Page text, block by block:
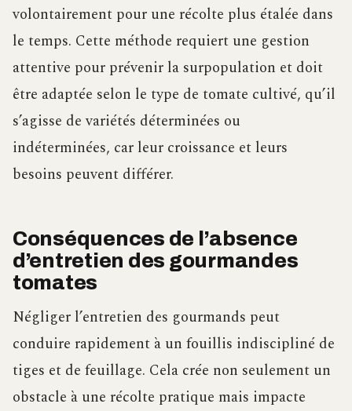
volontairement pour une récolte plus étalée dans
le temps. Cette méthode requiert une gestion
attentive pour prévenir la surpopulation et doit
être adaptée selon le type de tomate cultivé, qu’il
s’agisse de variétés déterminées ou
indéterminées, car leur croissance et leurs
besoins peuvent différer.
Conséquences de l’absence
d’entretien des gourmandes
tomates
Négliger l’entretien des gourmands peut
conduire rapidement à un fouillis indiscipliné de
tiges et de feuillage. Cela crée non seulement un
obstacle à une récolte pratique mais impacte